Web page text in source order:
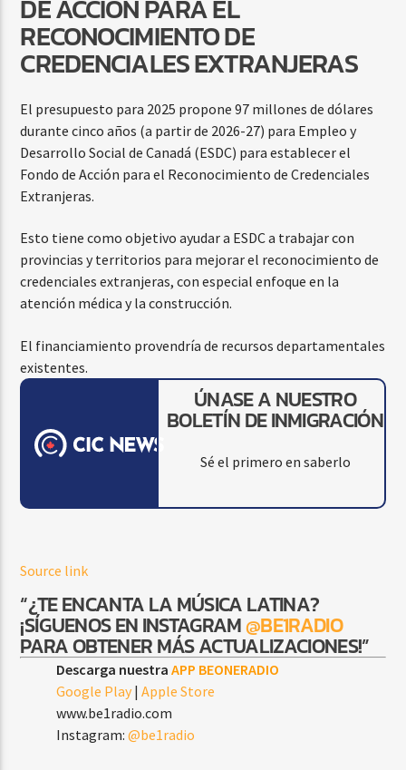
DE ACCIÓN PARA EL
RECONOCIMIENTO DE
CREDENCIALES EXTRANJERAS
El presupuesto para 2025 propone 97 millones de dólares
durante cinco años (a partir de 2026-27) para Empleo y
Desarrollo Social de Canadá (ESDC) para establecer el
Fondo de Acción para el Reconocimiento de Credenciales
Extranjeras.
Esto tiene como objetivo ayudar a ESDC a trabajar con
provincias y territorios para mejorar el reconocimiento de
credenciales extranjeras, con especial enfoque en la
atención médica y la construcción.
El financiamiento provendría de recursos departamentales
existentes.
ÚNASE A NUESTRO
BOLETÍN DE INMIGRACIÓN
Sé el primero en saberlo
Source link
“¿TE ENCANTA LA MÚSICA LATINA?
¡SÍGUENOS EN INSTAGRAM@BE1RADIO
PARA OBTENER MÁS ACTUALIZACIONES!”
Descarga nuestraAPP BEONERADIO
Google Play |Apple Store
www.be1radio.com
Instagram:@be1radio